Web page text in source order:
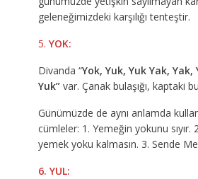
geleneğimizdeki karşılığı tenteştir.
5. YOK:
Divanda “Yok, Yuk, Yuk Yak, Yak,
Yuk”var. Çanak bulaşığı, kaptaki
Günümüzde de aynı anlamda
cümleler: 1. Yemeğin yokunu sıyır.
yemek yoku kalmasın. 3. Sende
6. YUL: